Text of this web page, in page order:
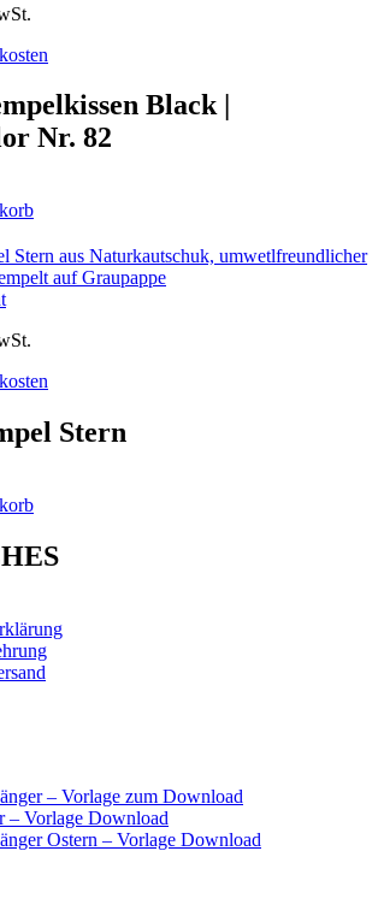
Black |
Nr. 82
Stern
– Vorlage zum Download
– Vorlage Download
Ostern – Vorlage Download